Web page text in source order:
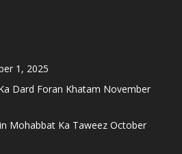
1, 2025
Dard Foran Khatam November
Mohabbat Ka Taweez October